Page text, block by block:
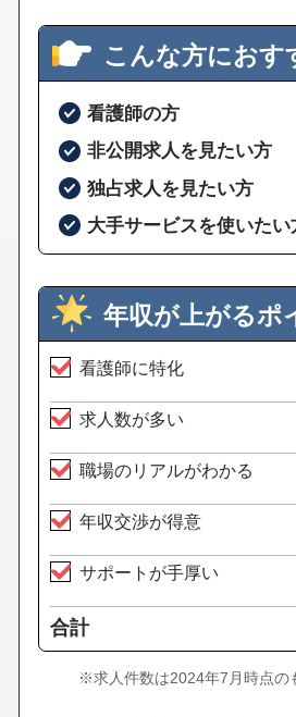
こんな方におす
看護師の方
非公開求人を見たい方
独占求人を見たい方
大手サービスを使いたい
年収が上がるポ
看護師に特化
求人数が多い
職場のリアルがわかる
年収交渉が得意
サポートが手厚い
合計
※求人件数は2024年7月時点の